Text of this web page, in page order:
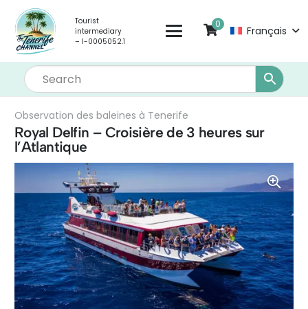
Tourist
intermediary
– I-0005052.1
0
Français
Observation des baleines à Tenerife
Royal Delfin – Croisière de 3 heures sur
l’Atlantique